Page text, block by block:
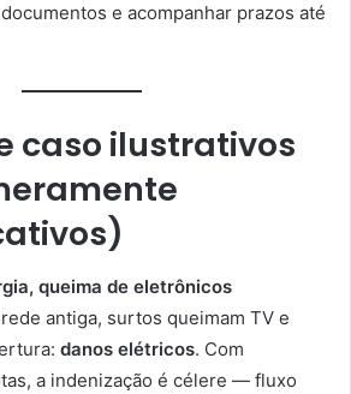
e acompanhar prazos até
caso ilustrativos
queima de eletrônicos
antiga, surtos queimam TV e
danos elétricos. Com
a indenização é célere — fluxo